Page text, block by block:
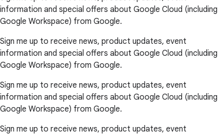
information and special offers about Google Cloud (including
Google Workspace) from Google.
Sign me up to receive news, product updates, event
information and special offers about Google Cloud (including
Google Workspace) from Google.
Sign me up to receive news, product updates, event
information and special offers about Google Cloud (including
Google Workspace) from Google.
Sign me up to receive news, product updates, event